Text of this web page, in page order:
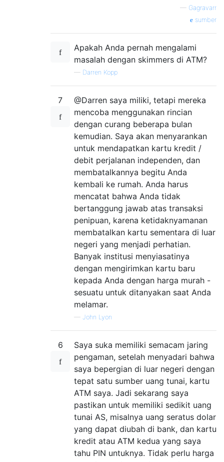
— Gagravarr
sumber
Apakah Anda pernah mengalami
masalah dengan skimmers di ATM?
— Darren Kopp
7
@Darren saya miliki, tetapi mereka
mencoba menggunakan rincian
dengan curang beberapa bulan
kemudian. Saya akan menyarankan
untuk mendapatkan kartu kredit /
debit perjalanan independen, dan
membatalkannya begitu Anda
kembali ke rumah. Anda harus
mencatat bahwa Anda tidak
bertanggung jawab atas transaksi
penipuan, karena ketidaknyamanan
membatalkan kartu sementara di luar
negeri yang menjadi perhatian.
Banyak institusi menyiasatinya
dengan mengirimkan kartu baru
kepada Anda dengan harga murah -
sesuatu untuk ditanyakan saat Anda
melamar.
— John Lyon
6
Saya suka memiliki semacam jaring
pengaman, setelah menyadari bahwa
saya bepergian di luar negeri dengan
tepat satu sumber uang tunai, kartu
ATM saya. Jadi sekarang saya
pastikan untuk memiliki sedikit uang
tunai AS, misalnya uang seratus dolar
yang dapat diubah di bank, dan kartu
kredit atau ATM kedua yang saya
tahu PIN untuknya. Tidak perlu harga